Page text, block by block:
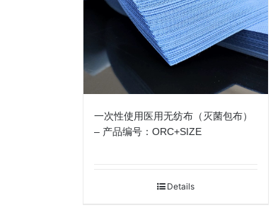
一次性使用医用无纺布（灭菌包布）
– 产品编号：ORC+SIZE
Details